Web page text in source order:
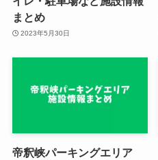
まとめ
2023年5月30日
帝釈峡パーキングエリア